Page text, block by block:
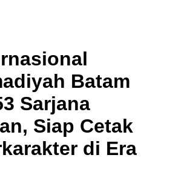
Batam
Sarjana
Siap Cetak
di Era